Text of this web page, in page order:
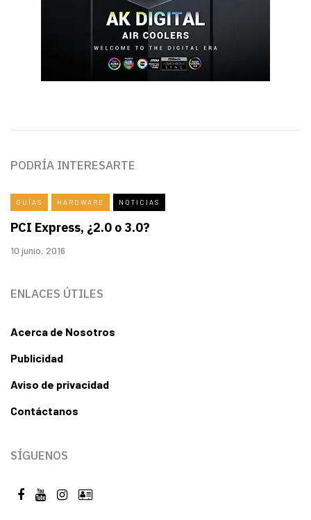
PODRÍA INTERESARTE
GUÍAS HARDWARE NOTICIAS
PCI Express, ¿2.0 o 3.0?
10 junio, 2016
ENLACES ÚTILES
Acerca de Nosotros
Publicidad
Aviso de privacidad
Contáctanos
SÍGUENOS